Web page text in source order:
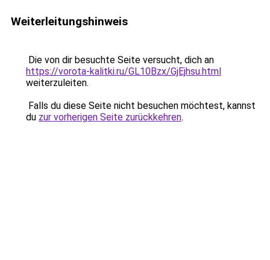
Weiterleitungshinweis
Die von dir besuchte Seite versucht, dich an
https://vorota-kalitki.ru/GL10Bzx/GjEjhsu.html
weiterzuleiten.
Falls du diese Seite nicht besuchen möchtest, kannst
du zur vorherigen Seite zurückkehren.